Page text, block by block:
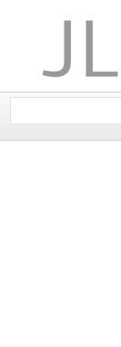
Website